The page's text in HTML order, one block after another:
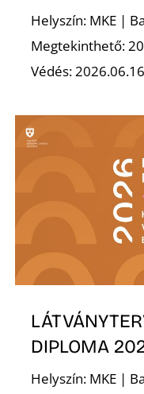
Helyszín: MKE |
Megtekinthető:
Védés:
DIPLOMA
Helyszín: MKE |